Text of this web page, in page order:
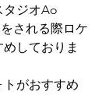
タジオAo
される際ロケ
しておりま
がおすすめ